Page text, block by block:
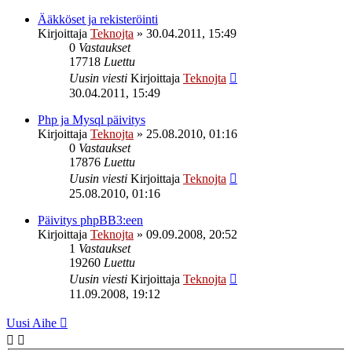
Ääkköset ja rekisteröinti
Kirjoittaja Teknojta » 30.04.2011, 15:49
0 Vastaukset
17718 Luettu
Uusin viesti Kirjoittaja Teknojta
30.04.2011, 15:49
Php ja Mysql päivitys
Kirjoittaja Teknojta » 25.08.2010, 01:16
0 Vastaukset
17876 Luettu
Uusin viesti Kirjoittaja Teknojta
25.08.2010, 01:16
Päivitys phpBB3:een
Kirjoittaja Teknojta » 09.09.2008, 20:52
1 Vastaukset
19260 Luettu
Uusin viesti Kirjoittaja Teknojta
11.09.2008, 19:12
Uusi Aihe